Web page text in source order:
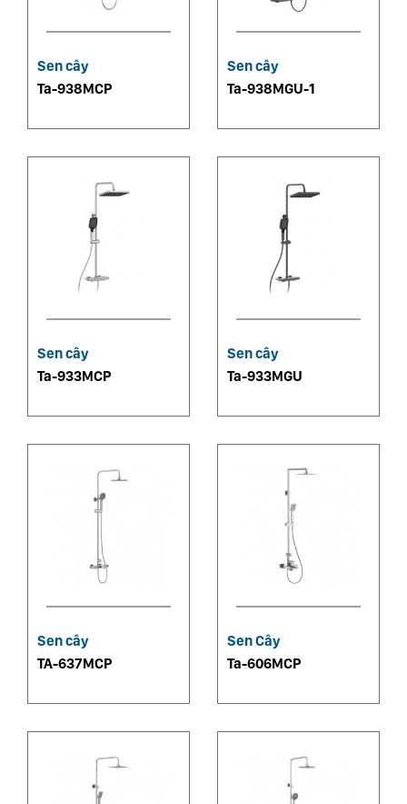
Sen cây
Ta-938MCP
Sen cây
Ta-938MGU-1
Sen cây
Ta-933MCP
Sen cây
Ta-933MGU
Sen cây
TA-637MCP
Sen Cây
Ta-606MCP